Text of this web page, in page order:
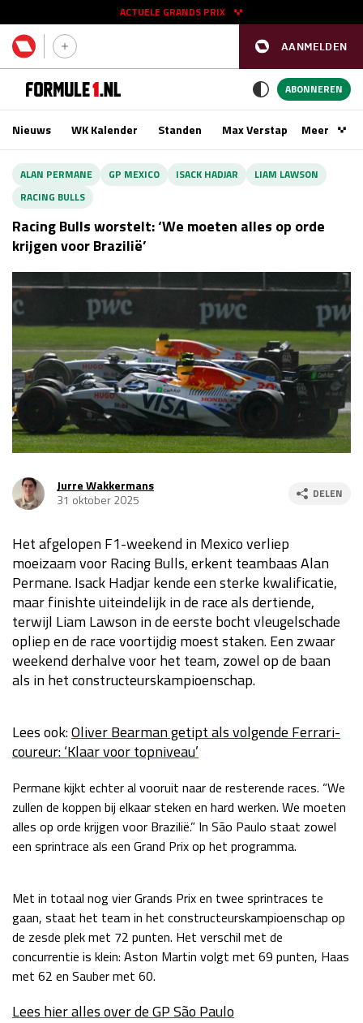
AANMELDEN
ACTUELE GRANDS PRIX
11 - 13 sep
Race
zo 15:00 - 17:00
Kwalificatie
vr 14:00 - 15:00
Race
za 13:00 - 15:00
GP SINGAPORE 2026
Kwalificatie
za 15:00 - 16:00
Race
zo 14:00 - 16:00
GP VERENIGDE STATEN 2026 23 - 25 okt
Race
zo 21:00 - 23:00
GP MEXICO 2026 30 okt - 01 nov
Kwalificatie
za 22:00 - 23:00
Race
GP SÃO PAULO 2026 06 - 08 nov
Kwalificatie
za 19:00 - 20:00
Race
zo 18:00 - 20:00
Kwalificatie
za 05:00 - 06:00
Race
zo 05:00 - 07:00
GP QATAR 2026 27 - 29 nov
Kwalificatie
Race
GP ABU DHABI 2026
Kwalificatie
za 15:00 - 16:00
ABONNEREN
Nieuws WK Kalender Standen Max VerstappenMeer
ALAN PERMANE GP MEXICO ISACK HADJAR
LIAM LAWSON
RACING BULLS
Racing Bulls worstelt: ‘We moeten alles op orde
krijgen voor Brazilië’
Jurre Wakkermans
31 oktober 2025
DELEN
Het afgelopen F1-weekend in Mexico verliep
moeizaam voor Racing Bulls, erkent teambaas Alan
Permane. Isack Hadjar kende een sterke kwalificatie,
maar finishte uiteindelijk in de race als dertiende,
terwijl Liam Lawson in de eerste bocht vleugelschade
opliep en de race voortijdig moest staken. Een zwaar
weekend derhalve voor het team, zowel op de baan
als in het constructeurskampioenschap.
Lees ook:Oliver Bearman getipt als volgende Ferrari-
coureur: ‘Klaar voor topniveau’
Permane kijkt echter al vooruit naar de resterende races. “We
zullen de koppen bij elkaar steken en hard werken. We moeten
alles op orde krijgen voor Brazilië.” In São Paulo staat zowel
een sprintrace als een Grand Prix op het programma.
Met in totaal nog vier Grands Prix en twee sprintraces te
gaan, staat het team in het constructeurskampioenschap op
de zesde plek met 72 punten. Het verschil met de
concurrentie is klein: Aston Martin volgt met 69 punten, Haas
met 62 en Sauber met 60.
Lees hier alles over de GP São Paulo